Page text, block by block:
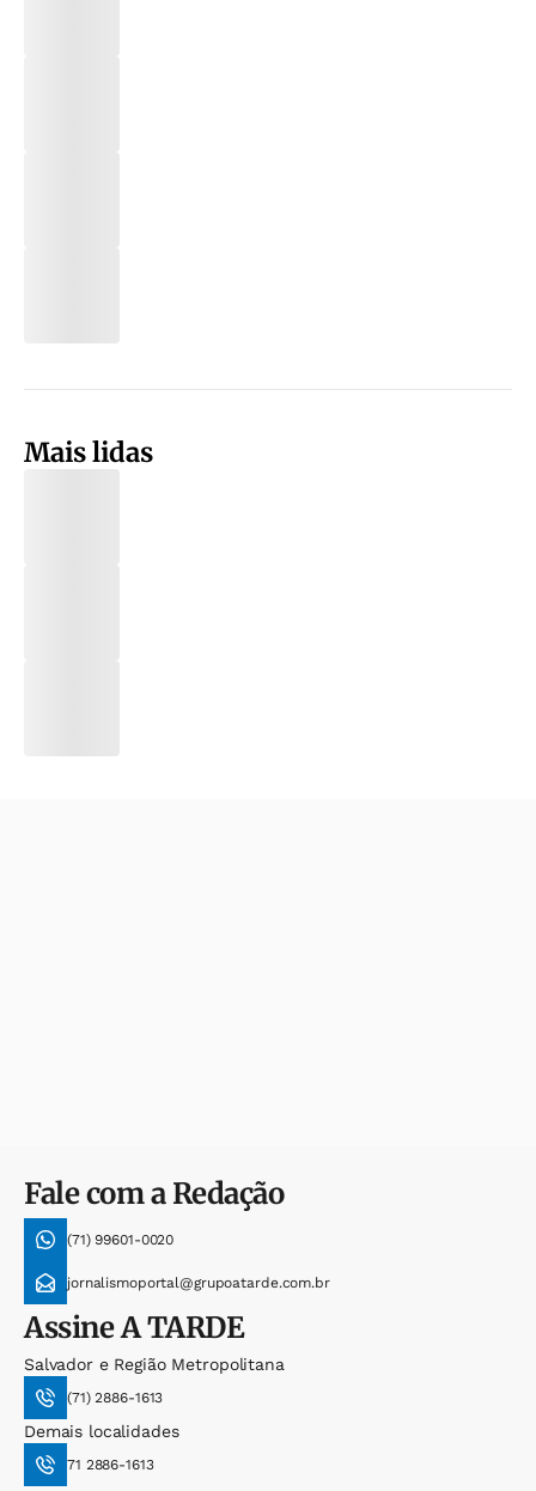
Mais lidas
Fale com a Redação
(71) 99601-0020
jornalismoportal@grupoatarde.com.br
AssineA TARDE
Salvador e Região Metropolitana
(71) 2886-1613
Demais localidades
71 2886-1613